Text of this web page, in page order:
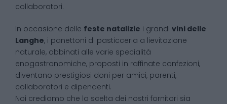
collaboratori.
In occasione delle feste natalizie i grandi vini delle
Langhe, i panettoni di pasticceria a lievitazione
naturale, abbinati alle varie specialità
enogastronomiche, proposti in raffinate confezioni,
diventano prestigiosi doni per amici, parenti,
collaboratori e dipendenti.
Noi crediamo che la scelta dei nostri fornitori sia